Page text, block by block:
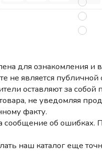
для ознакомления и
не является публичной
оставляют за
не уведомляя
факту.
сообщение об ошибках.
наш каталог еще